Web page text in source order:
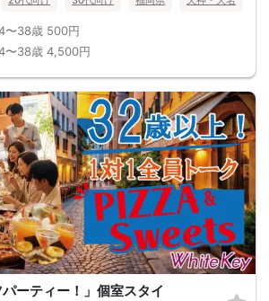
〜38歳 500円
〜38歳 4,500円
パーティー！」個室スタイ